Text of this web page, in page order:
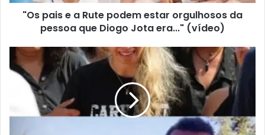
"Os pais e a Rute podem estar orgulhosos da
pessoa que Diogo Jota era..." (vídeo)